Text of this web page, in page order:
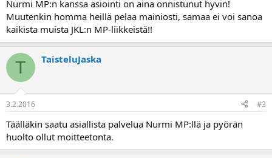
Nurmi MP:n kanssa asiointi on aina onnistunut hyvin!
Muutenkin homma heillä pelaa mainiosti, samaa ei voi sanoa
kaikista muista JKL:n MP-liikkeistä!!
T TaisteluJaska
3.2.2016 #3
Täälläkin saatu asiallista palvelua Nurmi MP:llä ja pyörän
huolto ollut moitteetonta.